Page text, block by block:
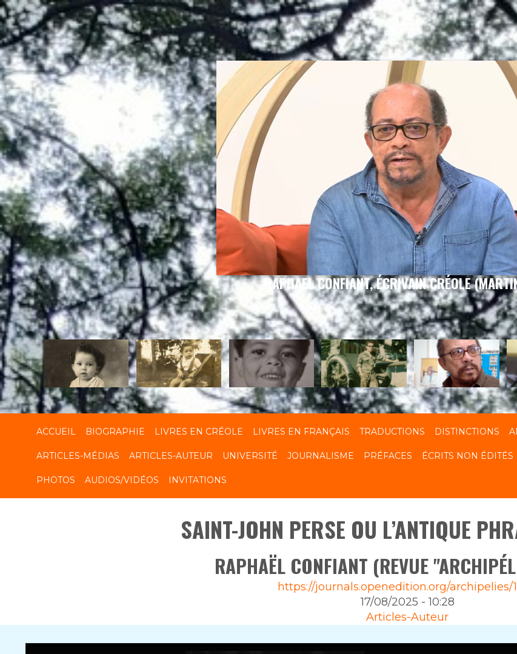
RAPHAEL CONFIANT, ÉCRIVAIN CRÉOLE
ACCUEIL BIOGRAPHIE LIVRES EN CRÉOLE LIVRES EN FRANÇAIS TRADUCTIONS DISTINCTIONS
ARTICLES-MÉDIAS ARTICLES-AUTEUR UNIVERSITÉ JOURNALISME PRÉFACES ÉCRITS NON ÉDITÉS
PHOTOS AUDIOS/VIDÉOS INVITATIONS
SAINT-JOHN PERSE OU L’ANTIQUE
RAPHAËL CONFIANT (REVUE
https://journals.openedition.org/archipelies/
17/08/2025 - 10:28
Articles-Auteur